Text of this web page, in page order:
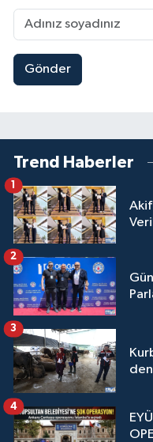
Gönder
Trend Haberler
Akif
1
2
3
4